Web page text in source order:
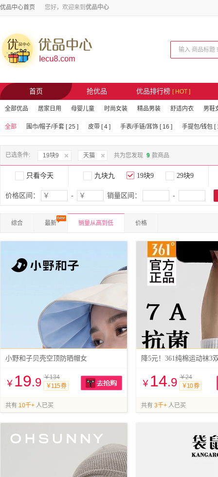
优品中心首页 您好，欢迎来到 优品中心
首页 抢优品 优品排行榜 [ HOT ]
全部优品 居家日用 母婴儿童 时尚女装 精品男装 舒适内衣 男鞋
全部 围巾/帽子/手套 [ 25 ] 皮带 [ 4 ] 手表/手链/耳饰 [ 16 ] 手提包/钱包 [
已选条件: 19块9 天猫 共为您发现 9 款商品
只看今天 九块九 19块9 29块9
价格区间： - 销量区间： -
综合 最新 销量从高到低 价格
小野和子贝壳空顶防晒帽女
￥ 19.9 ￥134
￥115 券
共有 10千+ 人已买
降5元！361纯棉运动袜3
￥ 14.9 ￥24
￥10 券
共有 3千+ 人已买